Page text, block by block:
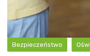
Bezpieczeństwo